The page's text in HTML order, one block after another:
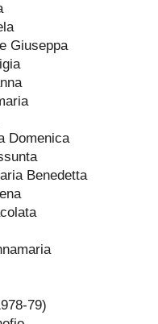
Giuseppa
Benedetta
79)